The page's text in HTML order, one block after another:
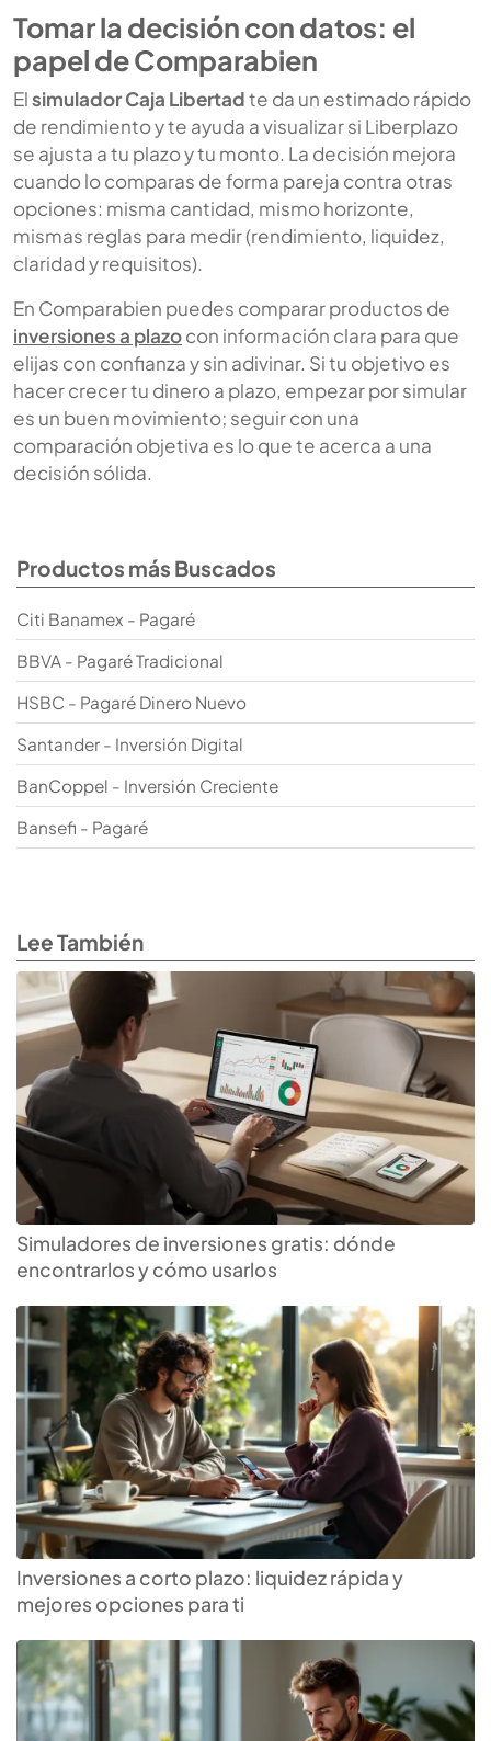
Tomar la decisión con datos: el
papel de Comparabien
Elsimulador Caja Libertadte da un estimado rápido
de rendimiento y te ayuda a visualizar si Liberplazo
se ajusta a tu plazo y tu monto. La decisión mejora
cuando lo comparas de forma pareja contra otras
opciones: misma cantidad, mismo horizonte,
mismas reglas para medir (rendimiento, liquidez,
claridad y requisitos).
En Comparabien puedes comparar productos de
inversiones a plazocon información clara para que
elijas con confianza y sin adivinar. Si tu objetivo es
hacer crecer tu dinero a plazo, empezar por simular
es un buen movimiento; seguir con una
comparación objetiva es lo que te acerca a una
decisión sólida.
Productos más Buscados
Citi Banamex - Pagaré
BBVA - Pagaré Tradicional
HSBC - Pagaré Dinero Nuevo
Santander - Inversión Digital
BanCoppel - Inversión Creciente
Bansefi - Pagaré
Lee También
Simuladores de inversiones gratis: dónde
encontrarlos y cómo usarlos
Inversiones a corto plazo: liquidez rápida y
mejores opciones para ti